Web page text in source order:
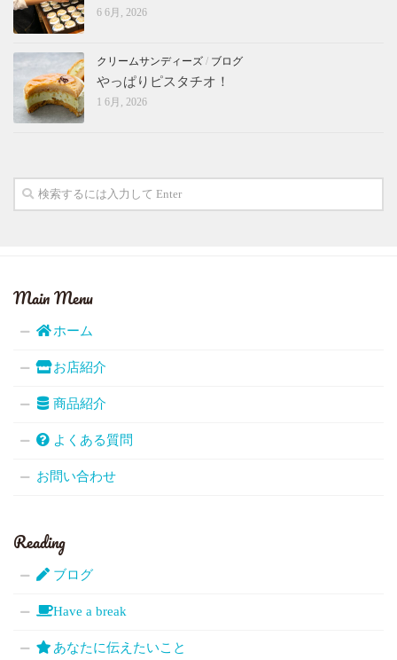
6 6月, 2026
クリームサンディーズ / ブログ
やっぱりピスタチオ！
1 6月, 2026
Main Menu
ホーム
お店紹介
商品紹介
よくある質問
お問い合わせ
Reading
ブログ
Have a break
あなたに伝えたいこと